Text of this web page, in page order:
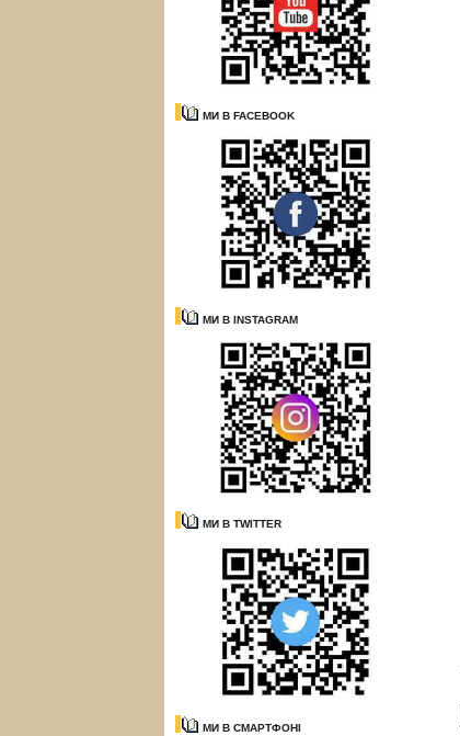
МИ В FACEBOOK
МИ В INSTAGRAM
МИ В TWITTER
МИ В СМАРТФОНІ